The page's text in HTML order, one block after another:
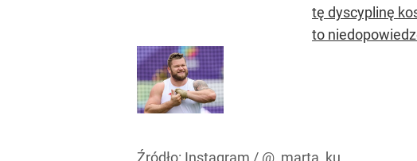
tę dyscyplinę
to
Źródło: Instagram / @_marta_ku_